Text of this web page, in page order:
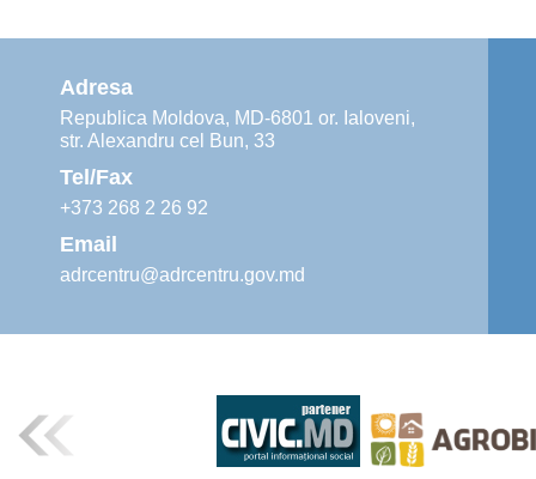
Adresa
Republica Moldova, MD-6801 or. Ialoveni,
str. Alexandru cel Bun, 33
Tel/Fax
+373 268 2 26 92
Email
adrcentru@adrcentru.gov.md